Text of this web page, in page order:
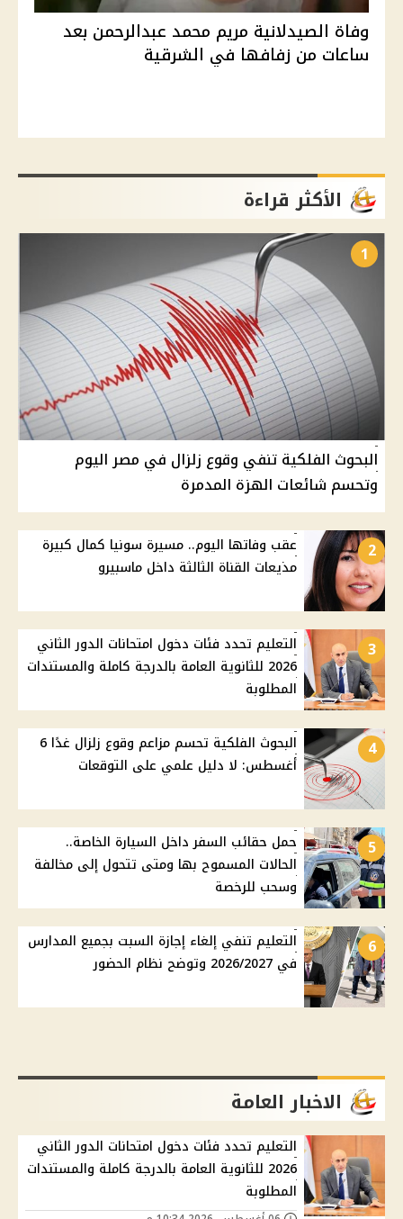
وفاة الصيدلانية مريم محمد عبدالرحمن بعد
ساعات من زفافها في الشرقية
الأكثر قراءة
1
البحوث الفلكية تنفي وقوع زلزال في مصر اليوم
وتحسم شائعات الهزة المدمرة
2
عقب وفاتها اليوم.. مسيرة سونيا كمال كبيرة
مذيعات القناة الثالثة داخل ماسبيرو
3
التعليم تحدد فئات دخول امتحانات الدور الثاني
2026 للثانوية العامة بالدرجة كاملة والمستندات
المطلوبة
4
البحوث الفلكية تحسم مزاعم وقوع زلزال غدًا 6
أغسطس: لا دليل علمي على التوقعات
5
حمل حقائب السفر داخل السيارة الخاصة..
الحالات المسموح بها ومتى تتحول إلى مخالفة
وسحب للرخصة
6
التعليم تنفي إلغاء إجازة السبت بجميع المدارس
في 2026/2027 وتوضح نظام الحضور
الاخبار العامة
التعليم تحدد فئات دخول امتحانات الدور الثاني
2026 للثانوية العامة بالدرجة كاملة والمستندات
المطلوبة